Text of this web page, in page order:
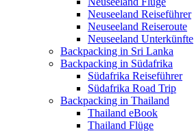
Neuseeland Reiseführer
Neuseeland Reiseroute
Neuseeland Unterkünfte
Backpacking in Sri Lanka
Backpacking in Südafrika
Südafrika Reiseführer
Südafrika Road Trip
Backpacking in Thailand
Thailand eBook
Thailand Flüge